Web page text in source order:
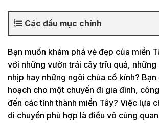
Các đầu mục chính
Bạn muốn khám phá vẻ đẹp của miền
với những vườn trái cây trĩu quả, những
nhịp hay những ngôi chùa cổ kính?
hoạch cho một chuyến đi gia đình,
đến các tỉnh thành miền Tây? Việc lựa
di chuyển phù hợp là điều vô cùng